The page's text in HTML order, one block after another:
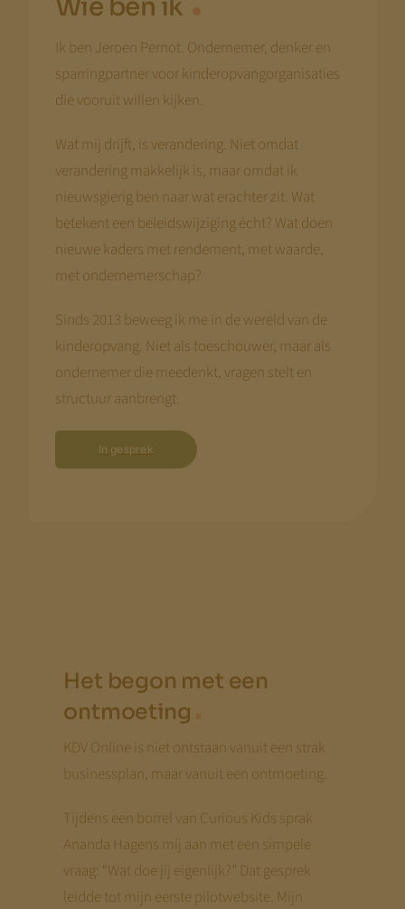
Wie ben ik
Ik ben Jeroen Pernot. Ondernemer, denker en
sparringpartner voor kinderopvangorganisaties
die vooruit willen kijken.
Wat mij drijft, is verandering. Niet omdat
verandering makkelijk is, maar omdat ik
nieuwsgierig ben naar wat erachter zit. Wat
betekent een beleidswijziging écht? Wat doen
nieuwe kaders met rendement, met waarde,
met ondernemerschap?
Sinds 2013 beweeg ik me in de wereld van de
kinderopvang. Niet als toeschouwer, maar als
ondernemer die meedenkt, vragen stelt en
structuur aanbrengt.
In gesprek
Het begon met een
ontmoeting
KDV Online is niet ontstaan vanuit een strak
businessplan, maar vanuit een ontmoeting.
Tijdens een borrel van Curious Kids sprak
Ananda Hagens mij aan met een simpele
vraag: “Wat doe jij eigenlijk?” Dat gesprek
leidde tot mijn eerste pilotwebsite. Mijn